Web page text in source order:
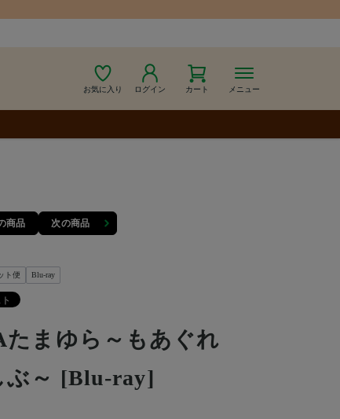
お気に入り ログイン カート メニュー
商品 次の商品
ト便 Blu-ray
たまゆら～もあぐれ
ぶ～ [Blu-ray]